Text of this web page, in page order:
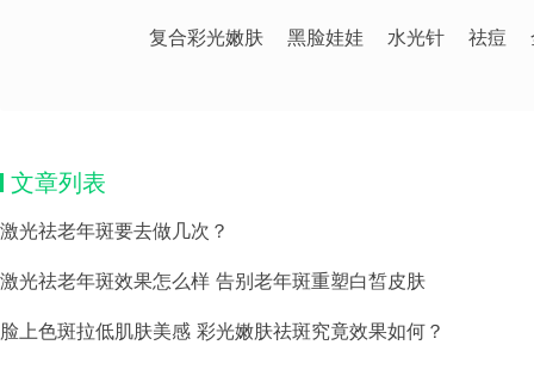
复合彩光嫩肤 黑脸娃娃 水光针 祛痘
文章列表
激光祛老年斑要去做几次？
激光祛老年斑效果怎么样 告别老年斑重塑白皙皮肤
脸上色斑拉低肌肤美感 彩光嫩肤祛斑究竟效果如何？